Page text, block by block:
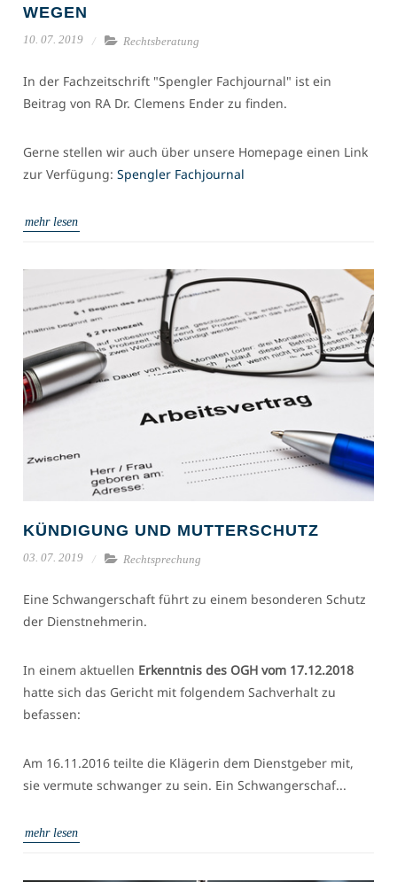
EGEN
10. 07. 2019 Rechtsberatung
In der Fachzeitschrift "Spengler Fachjournal" ist ein
Beitrag von RA Dr. Clemens Ender zu finden.
Gerne stellen wir auch über unsere Homepage einen Link
zur Verfügung:Spengler Fachjournal
mehr lesen
KÜNDIGUNG UND MUTTERSCHUTZ
03. 07. 2019 Rechtsprechung
Eine Schwangerschaft führt zu einem besonderen Schutz
der Dienstnehmerin.
In einem aktuellen Erkenntnis des OGH vom 17.12.2018
hatte sich das Gericht mit folgendem Sachverhalt zu
befassen:
Am 16.11.2016 teilte die Klägerin dem Dienstgeber mit,
sie vermute schwanger zu sein. Ein Schwangerschaf...
mehr lesen